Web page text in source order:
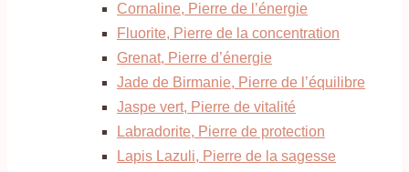
Cornaline, Pierre de l’énergie
Fluorite, Pierre de la concentration
Grenat, Pierre d’énergie
Jade de Birmanie, Pierre de l’équilibre
Jaspe vert, Pierre de vitalité
Labradorite, Pierre de protection
Lapis Lazuli, Pierre de la sagesse